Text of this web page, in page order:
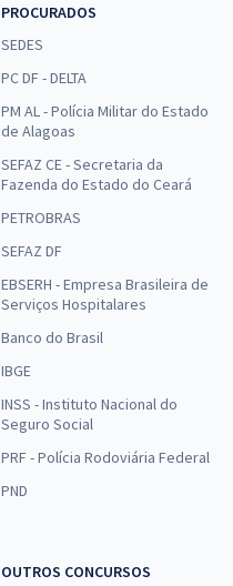
PROCURADOS
SEDES
PC DF - DELTA
PM AL - Polícia Militar do Estado
de Alagoas
SEFAZ CE - Secretaria da
Fazenda do Estado do Ceará
PETROBRAS
SEFAZ DF
EBSERH - Empresa Brasileira de
Serviços Hospitalares
Banco do Brasil
IBGE
INSS - Instituto Nacional do
Seguro Social
PRF - Polícia Rodoviária Federal
PND
OUTROS CONCURSOS